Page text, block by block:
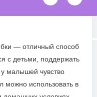
— отличный способ
с детьми, поддержать
у малышей чувство
можно использовать в